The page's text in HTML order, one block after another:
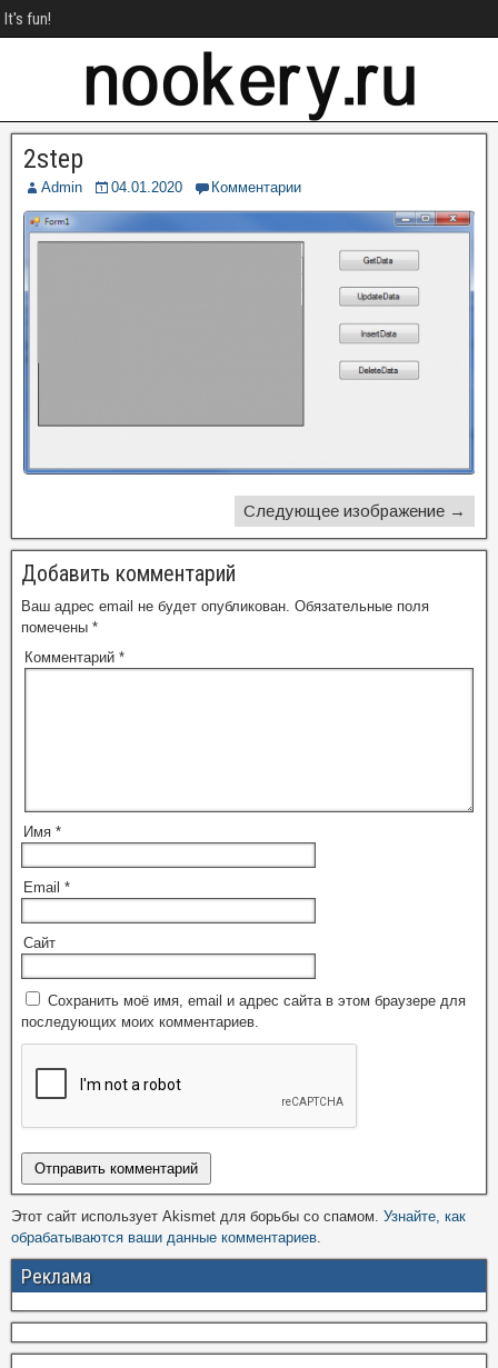
It's fun!
2step
Admin 04.01.2020 Комментарии
Следующее изображение →
Добавить комментарий
Ваш адрес email не будет опубликован. Обязательные поля
помечены *
Комментарий *
Имя *
Email *
Сайт
Сохранить моё имя, email и адрес сайта в этом браузере для
последующих моих комментариев.
Этот сайт использует Akismet для борьбы со спамом. Узнайте, как
обрабатываются ваши данные комментариев
Реклама